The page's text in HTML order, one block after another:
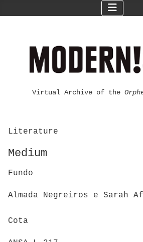
Virtual Archive of the
Literature
Medium
Fundo
Almada Negreiros e Sarah
Cota